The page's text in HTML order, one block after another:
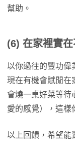
幫助。
(6) 在家裡實
以你過往的豐功偉
現在有機會賦閒在
會燒一桌好菜等待
愛的感覺），這樣
以上回饋，希望能